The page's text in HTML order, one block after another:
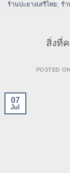
ร้านปะยางเสรีไทย, ร้า
สิ่งที่
POSTED
07
Jul